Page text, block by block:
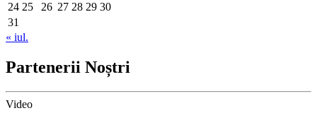
24 25 26 27 28 29 30
31
« iul.
Partenerii Noștri
Video